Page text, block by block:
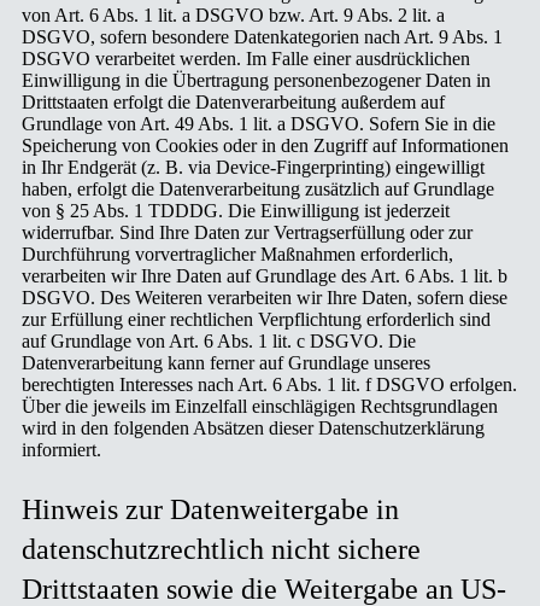
von Art. 6 Abs. 1 lit. a DSGVO bzw. Art. 9 Abs. 2 lit. a
DSGVO, sofern besondere Datenkategorien nach Art. 9 Abs. 1
DSGVO verarbeitet werden. Im Falle einer ausdrücklichen
Einwilligung in die Übertragung personenbezogener Daten in
Drittstaaten erfolgt die Datenverarbeitung außerdem auf
Grundlage von Art. 49 Abs. 1 lit. a DSGVO. Sofern Sie in die
Speicherung von Cookies oder in den Zugriff auf Informationen
in Ihr Endgerät (z. B. via Device-Fingerprinting) eingewilligt
haben, erfolgt die Datenverarbeitung zusätzlich auf Grundlage
von § 25 Abs. 1 TDDDG. Die Einwilligung ist jederzeit
widerrufbar. Sind Ihre Daten zur Vertragserfüllung oder zur
Durchführung vorvertraglicher Maßnahmen erforderlich,
verarbeiten wir Ihre Daten auf Grundlage des Art. 6 Abs. 1 lit. b
DSGVO. Des Weiteren verarbeiten wir Ihre Daten, sofern diese
zur Erfüllung einer rechtlichen Verpflichtung erforderlich sind
auf Grundlage von Art. 6 Abs. 1 lit. c DSGVO. Die
Datenverarbeitung kann ferner auf Grundlage unseres
berechtigten Interesses nach Art. 6 Abs. 1 lit. f DSGVO erfolgen.
Über die jeweils im Einzelfall einschlägigen Rechtsgrundlagen
wird in den folgenden Absätzen dieser Datenschutzerklärung
informiert.
Hinweis zur Datenweitergabe in
datenschutzrechtlich nicht sichere
Drittstaaten sowie die Weitergabe an US-